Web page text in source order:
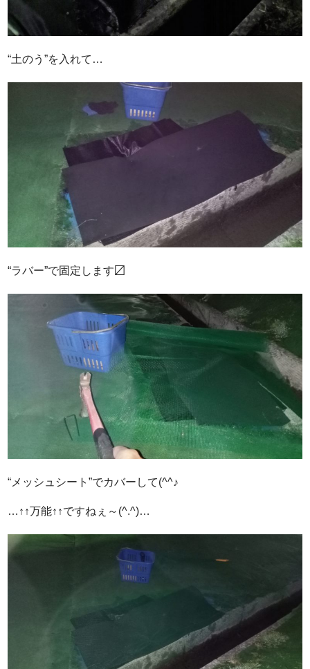
“土のう”を入れて…
“ラバー”で固定します〼
“メッシュシート”でカバーして(^^♪
…↑↑万能↑↑ですねぇ～(^.^)…